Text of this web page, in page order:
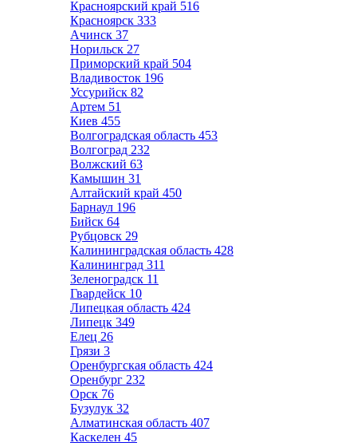
Красноярский край 516
Красноярск 333
Ачинск 37
Норильск 27
Приморский край 504
Владивосток 196
Уссурийск 82
Артем 51
Киев 455
Волгоградская область 453
Волгоград 232
Волжский 63
Камышин 31
Алтайский край 450
Барнаул 196
Бийск 64
Рубцовск 29
Калининградская область 428
Калининград 311
Зеленоградск 11
Гвардейск 10
Липецкая область 424
Липецк 349
Елец 26
Грязи 3
Оренбургская область 424
Оренбург 232
Орск 76
Бузулук 32
Алматинская область 407
Каскелен 45